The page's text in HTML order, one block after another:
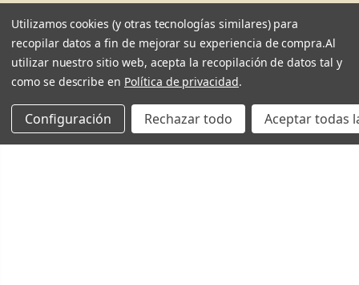
Utilizamos cookies (y otras tecnologías similares) para
recopilar datos a fin de mejorar su experiencia de compra.Al
utilizar nuestro sitio web, acepta la recopilación de datos tal y
como se describe en Política de privacidad.
Configuración Rechazar todo Aceptar todas